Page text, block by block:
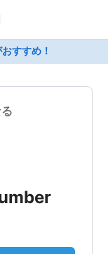
すすめ！